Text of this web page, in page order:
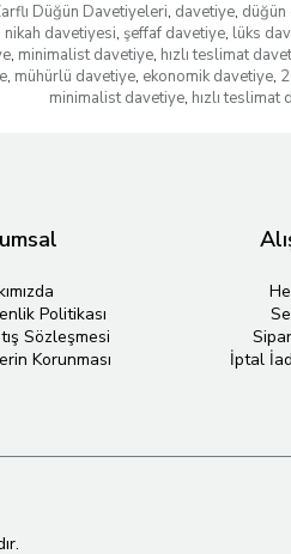
Düğün Davetiyeleri, davetiye, düğün
nikah davetiyesi, şeffaf davetiye, lüks
, minimalist davetiye, hızlı teslimat
, mühürlü davetiye, ekonomik davetiye,
minimalist davetiye, hızlı teslimat
Politikası
Sözleşmesi
Korunması
İptal